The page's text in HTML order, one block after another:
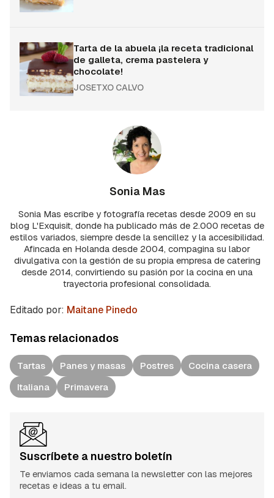
Tarta de la abuela ¡la receta tradicional
de galleta, crema pastelera y
chocolate!
JOSETXO CALVO
Sonia Mas
Sonia Mas escribe y fotografía recetas desde 2009 en su
blog L'Exquisit, donde ha publicado más de 2.000 recetas de
estilos variados, siempre desde la sencillez y la accesibilidad.
Afincada en Holanda desde 2004, compagina su labor
divulgativa con la gestión de su propia empresa de catering
desde 2014, convirtiendo su pasión por la cocina en una
trayectoria profesional consolidada.
Editado por: Maitane Pinedo
Temas relacionados
Tartas Panes y masas Postres
Cocina casera
Italiana
Primavera
Suscríbete a nuestro boletín
Te enviamos cada semana la newsletter con las mejores
recetas e ideas a tu email.